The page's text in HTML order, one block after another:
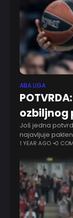
ABA LIGA
ozbiljnog
Još jedna
najavljuje
pojačanje
1 YEAR AGO 0